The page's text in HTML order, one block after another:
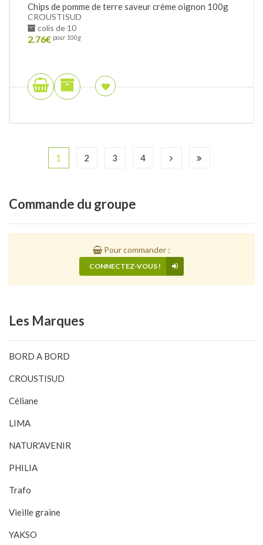
Chips de pomme de terre saveur crème oignon 100g
CROUSTISUD
colis de 10
2.76€ pour 100g
1 2 3 4
Commande du groupe
Pour commander :
CONNECTEZ-VOUS !
Les Marques
BORD A BORD
CROUSTISUD
Céliane
LIMA
NATUR'AVENIR
PHILIA
Trafo
Vieille graine
YAKSO